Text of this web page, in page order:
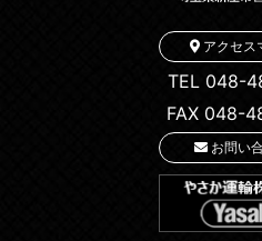
アクセス
TEL 048-
FAX 048-
お問い